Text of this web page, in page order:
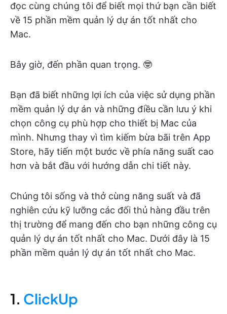
đọc cùng chúng tôi để biết mọi thứ bạn cần biết
về 15 phần mềm quản lý dự án tốt nhất cho
Mac.
Bây giờ, đến phần quan trọng. 🤓
Bạn đã biết những lợi ích của việc sử dụng phần
mềm quản lý dự án và những điều cần lưu ý khi
chọn công cụ phù hợp cho thiết bị Mac của
mình. Nhưng thay vì tìm kiếm bừa bãi trên App
Store, hãy tiến một bước về phía năng suất cao
hơn và bắt đầu với hướng dẫn chi tiết này.
Chúng tôi sống và thở cùng năng suất và đã
nghiên cứu kỹ lưỡng các đối thủ hàng đầu trên
thị trường để mang đến cho bạn những công cụ
quản lý dự án tốt nhất cho Mac. Dưới đây là 15
phần mềm quản lý dự án tốt nhất cho Mac.
1. ClickUp